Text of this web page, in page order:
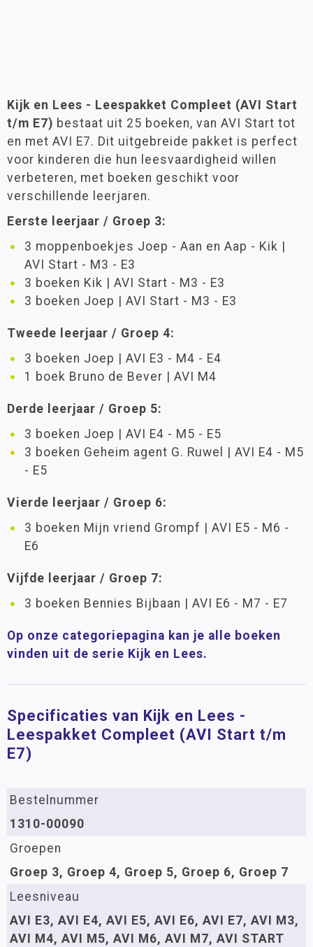
Kijk en Lees - Leespakket Compleet (AVI Start
t/m E7) bestaat uit 25 boeken, van AVI Start tot
en met AVI E7. Dit uitgebreide pakket is perfect
voor kinderen die hun leesvaardigheid willen
verbeteren, met boeken geschikt voor
verschillende leerjaren.
Eerste leerjaar / Groep 3:
3 moppenboekjes Joep - Aan en Aap - Kik |
AVI Start - M3 - E3
3 boeken Kik | AVI Start - M3 - E3
3 boeken Joep | AVI Start - M3 - E3
Tweede leerjaar / Groep 4:
3 boeken Joep | AVI E3 - M4 - E4
1 boek Bruno de Bever | AVI M4
Derde leerjaar / Groep 5:
3 boeken Joep | AVI E4 - M5 - E5
3 boeken Geheim agent G. Ruwel | AVI E4 - M5
- E5
Vierde leerjaar / Groep 6:
3 boeken Mijn vriend Grompf | AVI E5 - M6 -
E6
Vijfde leerjaar / Groep 7:
3 boeken Bennies Bijbaan | AVI E6 - M7 - E7
Op onze categoriepagina kan je alle boeken
vinden uit de serie Kijk en Lees.
Specificaties van Kijk en Lees -
Leespakket Compleet (AVI Start t/m
E7)
Bestelnummer
1310-00090
Groepen
Groep 3, Groep 4, Groep 5, Groep 6, Groep 7
Leesniveau
AVI E3, AVI E4, AVI E5, AVI E6, AVI E7, AVI M3,
AVI M4, AVI M5, AVI M6, AVI M7, AVI START